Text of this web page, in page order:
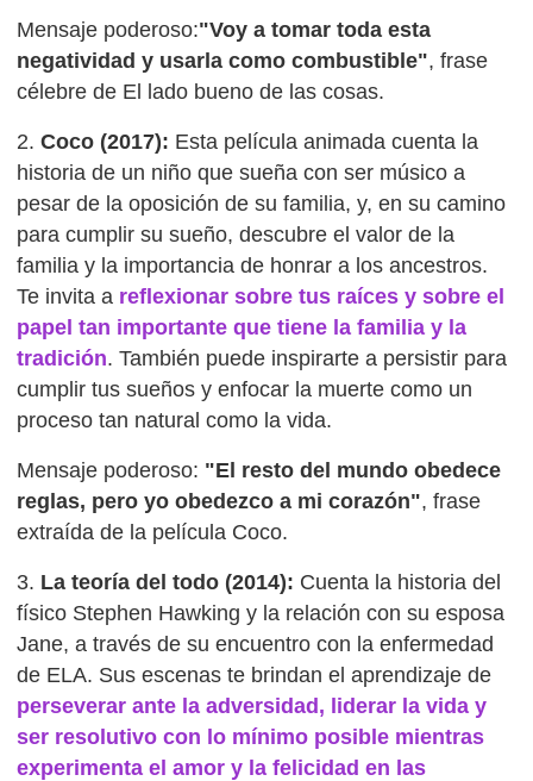
Mensaje poderoso:"Voy a tomar toda esta
negatividad y usarla como combustible", frase
célebre de El lado bueno de las cosas.
2.Coco (2017): Esta película animada cuenta la
historia de un niño que sueña con ser músico a
pesar de la oposición de su familia, y, en su camino
para cumplir su sueño, descubre el valor de la
familia y la importancia de honrar a los ancestros.
Te invita a reflexionar sobre tus raíces y sobre el
papel tan importante que tiene la familia y la
tradición. También puede inspirarte a persistir para
cumplir tus sueños y enfocar la muerte como un
proceso tan natural como la vida.
Mensaje poderoso: "El resto del mundo obedece
reglas, pero yo obedezco a mi corazón", frase
extraída de la película Coco.
3. La teoría del todo (2014): Cuenta la historia del
físico Stephen Hawking y la relación con su esposa
Jane, a través de su encuentro con la enfermedad
de ELA. Sus escenas te brindan el aprendizaje de
perseverar ante la adversidad, liderar la vida y
ser resolutivo con lo mínimo posible mientras
experimenta el amor y la felicidad en las